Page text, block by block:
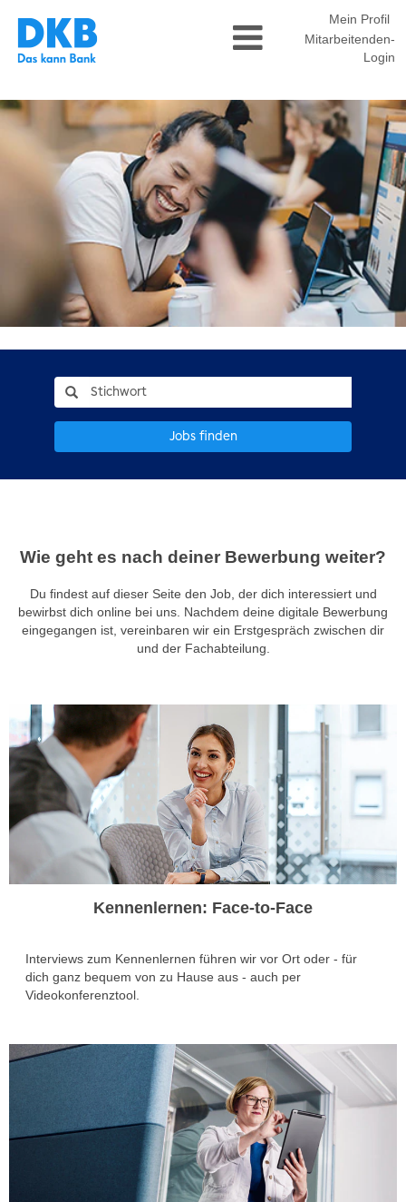
Mein Profil
Mitarbeitenden-
Login
Jobs finden
Wie
nach
deiner
Bewerbung
Wie geht es nach deiner Bewerbung weiter?
Du findest auf dieser Seite den Job, der dich interessiert und
bewirbst dich online bei uns. Nachdem deine digitale Bewerbung
eingegangen ist, vereinbaren wir ein Erstgespräch zwischen dir
und der Fachabteilung.
Kennenlernen: Face-to-Face
Interviews zum Kennenlernen führen wir vor Ort oder - für
dich ganz bequem von zu Hause aus - auch per
Videokonferenztool.